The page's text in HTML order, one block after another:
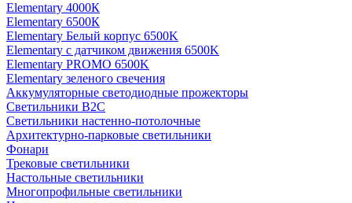
Elementary 4000К
Elementary 6500К
Elementary Белый корпус 6500K
Elementary с датчиком движения 6500K
Elementary PROMO 6500K
Elementary зеленого свечения
Аккумуляторные светодиодные прожекторы
Светильники B2C
Светильники настенно-потолочные
Архитектурно-парковые светильники
Фонари
Трековые светильники
Настольные светильники
Многопрофильные светильники